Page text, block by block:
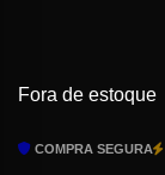
Fora de estoque
COMPRA SEGURA